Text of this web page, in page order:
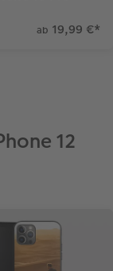
ab 19,99 €*
12